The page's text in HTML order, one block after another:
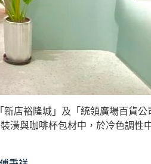
店裕隆城」及「統領廣場百貨
潢與咖啡杯包材中，於冷色調性